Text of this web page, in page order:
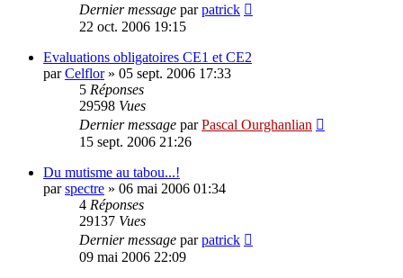
Dernier message parpatrick
22 oct. 2006 19:15
Evaluations obligatoires CE1 et CE2
parCelflor» 05 sept. 2006 17:33
5 Réponses
29598 Vues
Dernier message parPascal Ourghanlian
15 sept. 2006 21:26
Du mutisme au tabou...!
parspectre » 06 mai 2006 01:34
4 Réponses
29137 Vues
Dernier message parpatrick
09 mai 2006 22:09